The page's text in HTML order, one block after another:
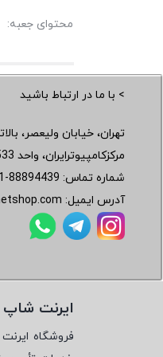
محتوای جعبه:
> با ما در ارتباط باشید
تهران، خیابان ولیعصر،
مرکزکامپیوترایران، واحد 533
شماره تماس: 88894439
آدرس ایمیل:
ایرنت شاپ
فروشگاه